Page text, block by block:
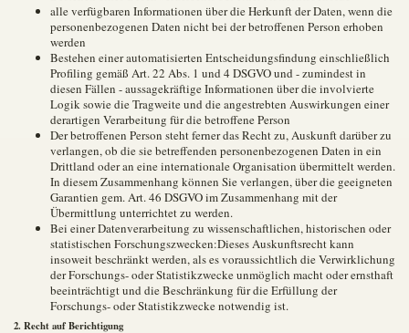
alle verfügbaren Informationen über die Herkunft der Daten, wenn die
personenbezogenen Daten nicht bei der betroffenen Person erhoben
werden
Bestehen einer automatisierten Entscheidungsfindung einschließlich
Profiling gemäß Art. 22 Abs. 1 und 4 DSGVO und - zumindest in
diesen Fällen - aussagekräftige Informationen über die involvierte
Logik sowie die Tragweite und die angestrebten Auswirkungen einer
derartigen Verarbeitung für die betroffene Person
Der betroffenen Person steht ferner das Recht zu, Auskunft darüber zu
verlangen, ob die sie betreffenden personenbezogenen Daten in ein
Drittland oder an eine internationale Organisation übermittelt werden.
In diesem Zusammenhang können Sie verlangen, über die geeigneten
Garantien gem. Art. 46 DSGVO im Zusammenhang mit der
Übermittlung unterrichtet zu werden.
Bei einer Datenverarbeitung zu wissenschaftlichen, historischen oder
statistischen Forschungszwecken:Dieses Auskunftsrecht kann
insoweit beschränkt werden, als es voraussichtlich die Verwirklichung
der Forschungs- oder Statistikzwecke unmöglich macht oder ernsthaft
beeinträchtigt und die Beschränkung für die Erfüllung der
Forschungs- oder Statistikzwecke notwendig ist.
2. Recht auf Berichtigung